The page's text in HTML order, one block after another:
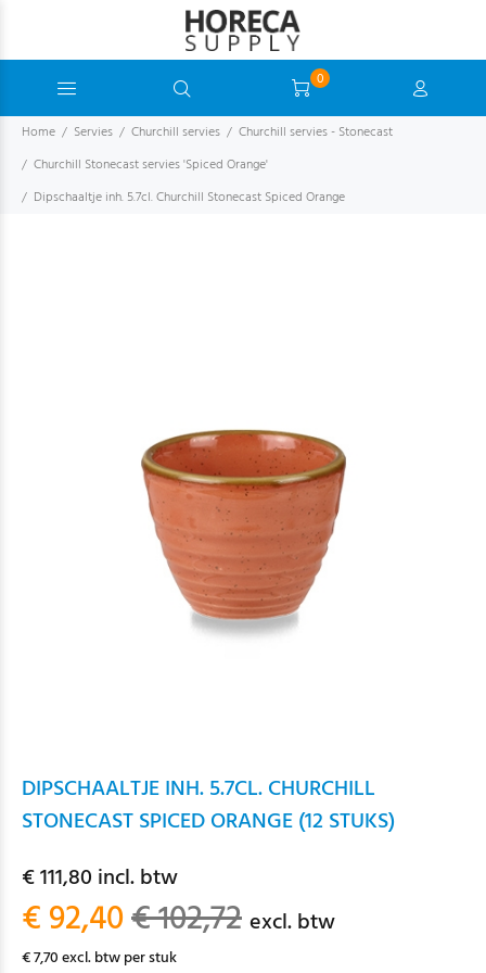
0
Home Servies Churchill servies
Churchill servies - Stonecast
Churchill Stonecast servies 'Spiced Orange'
Dipschaaltje inh. 5.7cl. Churchill Stonecast Spiced Orange
DIPSCHAALTJE INH. 5.7CL. CHURCHILL
STONECAST SPICED ORANGE (12 STUKS)
€ 111,80 incl. btw
€ 92,40€ 102,72 excl. btw
€ 7,70 excl. btw per stuk